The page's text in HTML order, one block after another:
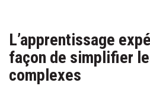
L’apprentissage
façon de simplifier
complexes